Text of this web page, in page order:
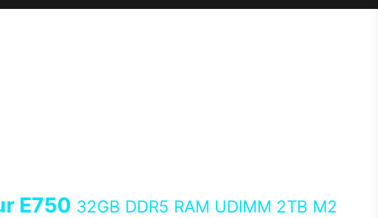
E750 32GB DDR5 RAM UDIMM 2TB M2